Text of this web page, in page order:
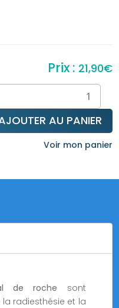
21,90€
AU PANIER
Voir mon panier
de roche sont
radiesthésie et la